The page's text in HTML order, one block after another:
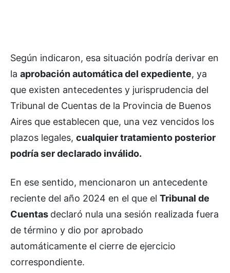
Según indicaron, esa situación podría derivar en
la aprobación automática del expediente, ya
que existen antecedentes y jurisprudencia del
Tribunal de Cuentas de la Provincia de Buenos
Aires que establecen que, una vez vencidos los
plazos legales, cualquier tratamiento posterior
podría ser declarado inválido.
En ese sentido, mencionaron un antecedente
reciente del año 2024 en el que el Tribunal de
Cuentas declaró nula una sesión realizada fuera
de término y dio por aprobado
automáticamente el cierre de ejercicio
correspondiente.